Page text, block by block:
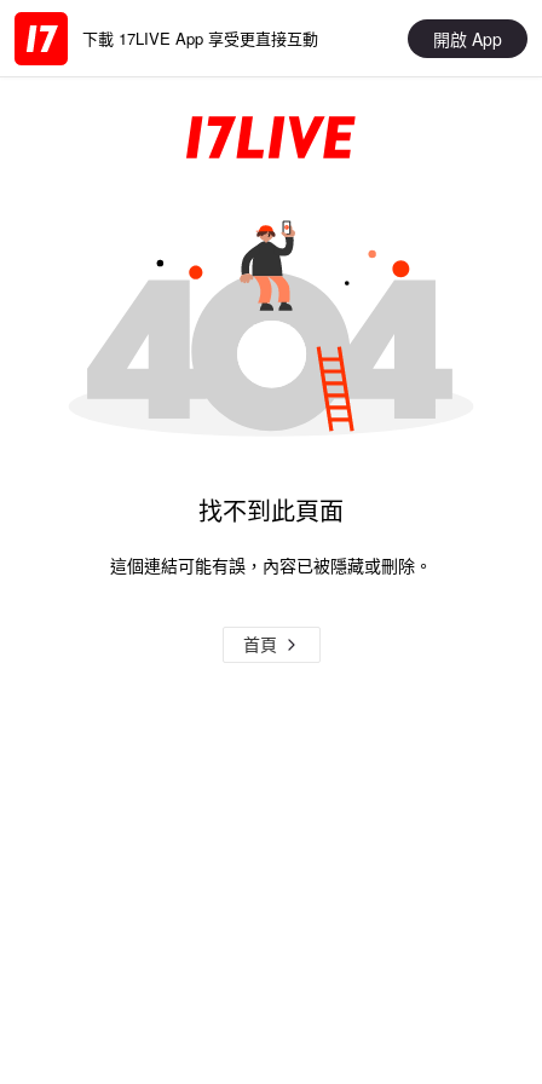
下載 17LIVE App 享受更直接互動 開啟 App
找不到此頁面
這個連結可能有誤，內容已被隱藏或刪除。
首頁